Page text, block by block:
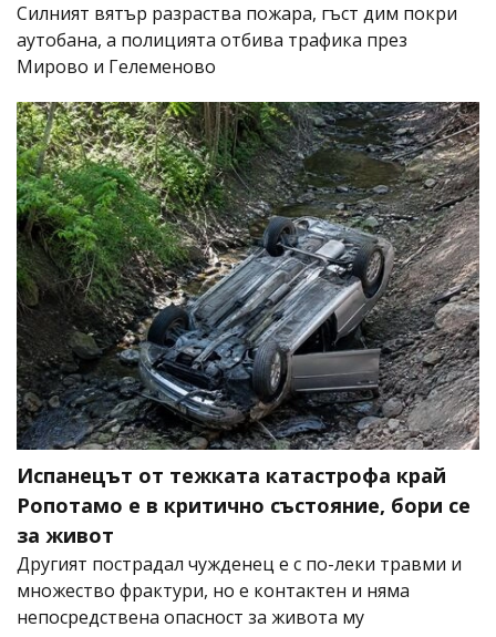
Силният вятър разраства пожара, гъст дим покри
аутобана, а полицията отбива трафика през
Мирово и Гелеменово
Испанецът от тежката катастрофа край
Ропотамо е в критично състояние, бори се
за живот
Другият пострадал чужденец е с по-леки травми и
множество фрактури, но е контактен и няма
непосредствена опасност за живота му